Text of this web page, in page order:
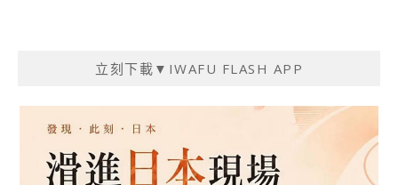
立刻下載▼IWAFU FLASH APP